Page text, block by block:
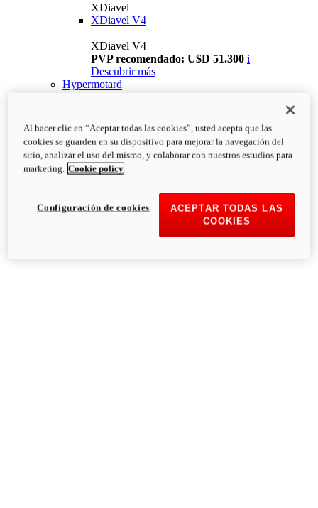
XDiavel
XDiavel V4
XDiavel V4
PVP recomendado: U$D 51.300 i
Descubrir más
Hypermotard
Al hacer clic en “Aceptar todas las cookies”, usted acepta que las
cookies se guarden en su dispositivo para mejorar la navegación del
sitio, analizar el uso del mismo, y colaborar con nuestros estudios para
marketing. Cookie policy
ACEPTAR TODAS LAS
COOKIES
Configuración de cookies